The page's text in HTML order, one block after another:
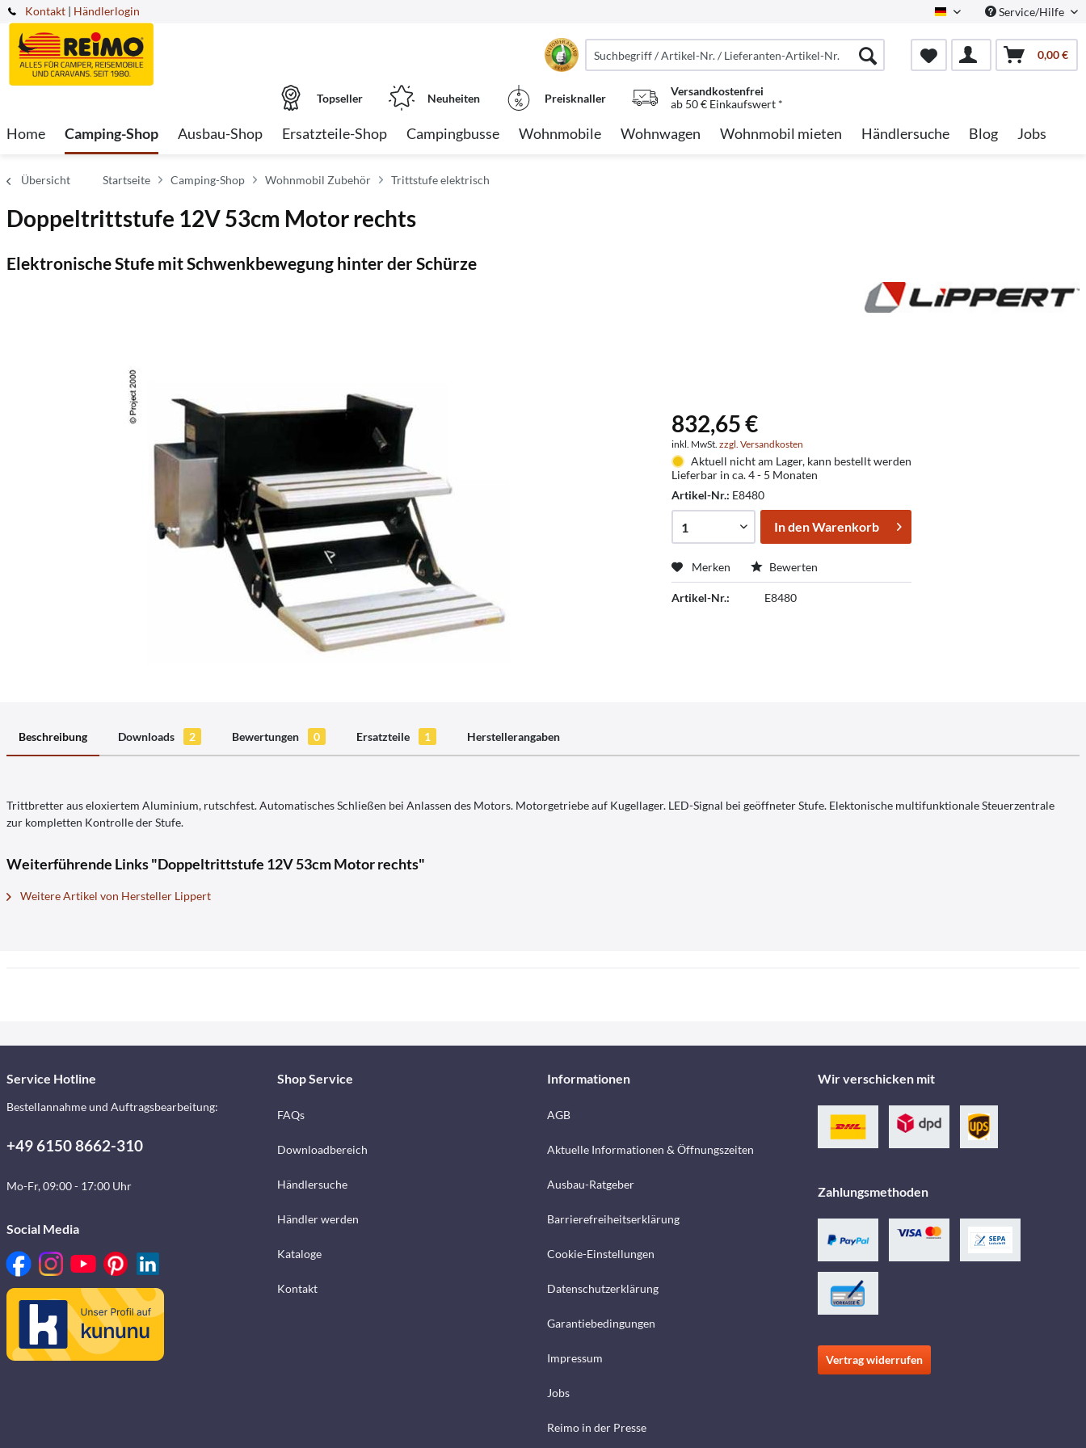
Kontakt German Service/Hilfe
| Händlerlogin
0,00 €
Topseller Neuheiten Preisknaller
Versandkostenfrei
ab 50 € Einkaufswert *
Home Camping-Shop Ausbau-Shop Ersatzteile-Shop Campingbusse Wohnmobile Wohnwagen Wohnmobil mieten Händlersuche Blog Jobs
Übersicht Startseite Camping-Shop Wohnmobil Zubehör Trittstufe elektrisch
Doppeltrittstufe 12V 53cm Motor rechts
Elektronische Stufe mit Schwenkbewegung hinter der Schürze
832,65 €
inkl. MwSt.zzgl. Versandkosten
Aktuell nicht am Lager, kann bestellt werden
Lieferbar in ca. 4 - 5 Monaten
Artikel-Nr.: E8480
In denWarenkorb
Merken Bewerten
Artikel-Nr.: E8480
Beschreibung Downloads 2 Bewertungen 0 Ersatzteile 1 Herstellerangaben
Trittbretter aus eloxiertem Aluminium, rutschfest. Automatisches Schließen bei Anlassen des Motors. Motorgetriebe auf Kugellager. LED-Signal bei geöffneter Stufe. Elektonische multifunktionale Steuerzentrale
zur kompletten Kontrolle der Stufe.
Weiterführende Links "Doppeltrittstufe 12V 53cm Motor rechts"
Weitere Artikel von Hersteller Lippert
Service Hotline
Bestellannahme und Auftragsbearbeitung:
+49 6150 8662-310
Mo-Fr, 09:00 - 17:00 Uhr
Social Media
Shop Service
FAQs
Downloadbereich
Händlersuche
Händler werden
Kataloge
Kontakt
Informationen
AGB
Aktuelle Informationen & Öffnungszeiten
Ausbau-Ratgeber
Barrierefreiheitserklärung
Cookie-Einstellungen
Datenschutzerklärung
Garantiebedingungen
Impressum
Jobs
Reimo in der Presse
Wir verschicken mit
Zahlungsmethoden
Vertrag widerrufen